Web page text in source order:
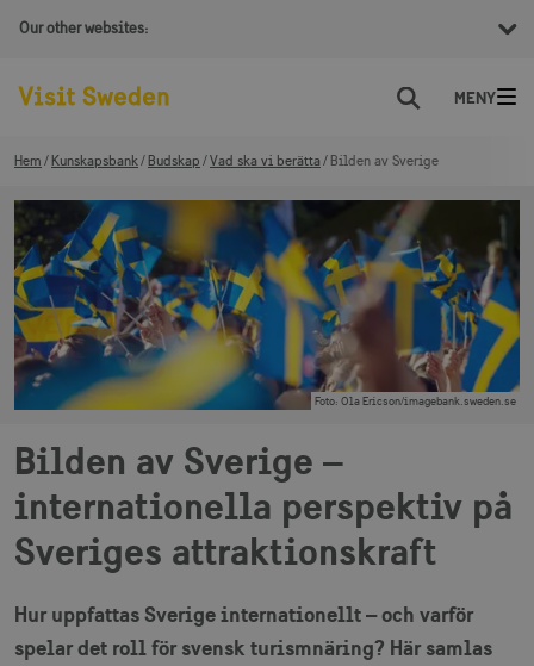
Our other websites:
Sök
Hem Kunskapsbank Budskap Vad ska vi berätta Bilden av Sverige
Foto: Ola Ericson/imagebank.sweden.se
Bilden av Sverige –
internationella perspektiv på
Sveriges attraktionskraft
Hur uppfattas Sverige internationellt – och varför
spelar det roll för svensk turismnäring? Här samlas